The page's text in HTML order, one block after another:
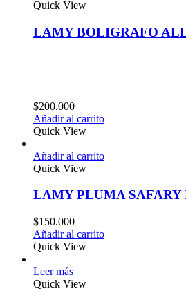
Quick View
LAMY BOLIGRAFO
$200.000
Añadir al carrito
Quick View
Añadir al carrito
Quick View
LAMY PLUMA SAFARY
$150.000
Añadir al carrito
Quick View
Leer más
Quick View